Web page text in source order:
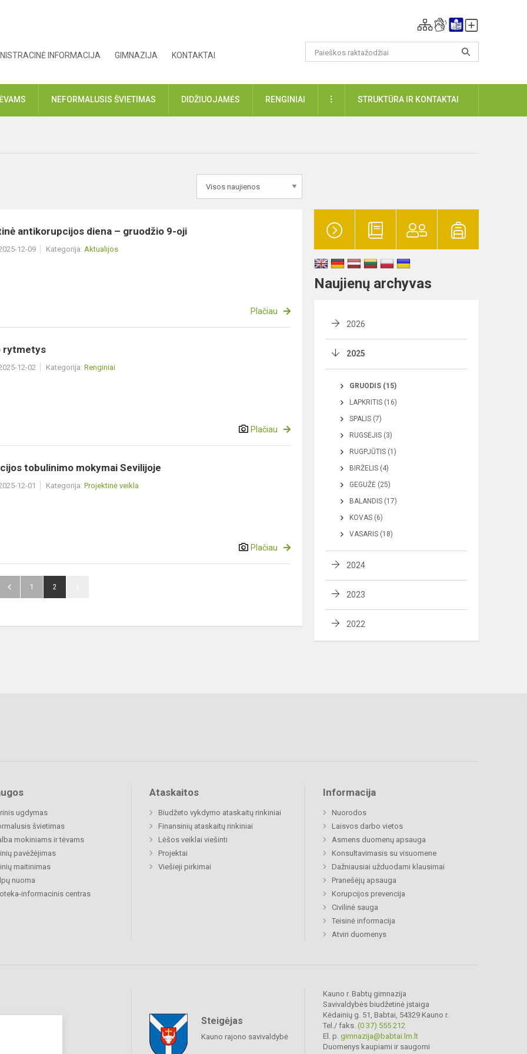
INFORMACIJA GIMNAZIJA KONTAKTAI
NEFORMALUSIS ŠVIETIMAS DIDŽIUOJAMĖS RENGINIAI DAUGIAUSTRUKTŪRA IR KONTAKTAI
antikorupcijos diena – gruodžio 9-oji
12-09 Kategorija: Aktualijos
Plačiau
rytmetys
12-02 Kategorija: Renginiai
Plačiau
tobulinimo mokymai Sevilijoje
12-01 Kategorija: Projektinė veikla
Plačiau
1 2
Naujienų archyvas
2026
2025
GRUODIS (15)
LAPKRITIS (16)
SPALIS (7)
RUGSĖJIS (3)
RUGPJŪTIS (1)
BIRŽELIS (4)
GEGUŽĖ (25)
BALANDIS (17)
KOVAS (6)
VASARIS (18)
2024
2023
2022
ugdymas
švietimas
mokiniams ir tėvams
pavėžėjimas
maitinimas
nuoma
informacinis centras
Ataskaitos
Biudžeto vykdymo ataskaitų rinkiniai
Finansinių ataskaitų rinkiniai
Lėšos veiklai viešinti
Projektai
Viešieji pirkimai
Informacija
Nuorodos
Laisvos darbo vietos
Asmens duomenų apsauga
Konsultavimasis su visuomene
Dažniausiai užduodami klausimai
Pranešėjų apsauga
Korupcijos prevencija
Civilinė sauga
Teisinė informacija
Atviri duomenys
Steigėjas
Kauno rajono savivaldybė
Kauno r. Babtų gimnazija
Savivaldybės biudžetinė įstaiga
Kėdainių g. 51, Babtai, 54329 Kauno r.
Tel./ faks. (0 37) 555 212
El. p. gimnazija@babtai.lm.lt
Duomenys kaupiami ir saugomi